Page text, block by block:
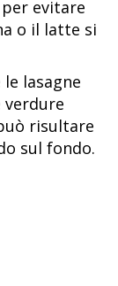
evitare
o il latte si
lasagne
verdure
risultare
sul fondo.